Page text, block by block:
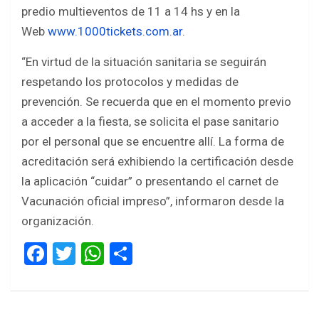
predio multieventos de 11 a 14 hs y en la
Web www.1000tickets.com.ar.
“En virtud de la situación sanitaria se seguirán
respetando los protocolos y medidas de
prevención. Se recuerda que en el momento previo
a acceder a la fiesta, se solicita el pase sanitario
por el personal que se encuentre allí. La forma de
acreditación será exhibiendo la certificación desde
la aplicación “cuidar” o presentando el carnet de
Vacunación oficial impreso”, informaron desde la
organización.
F
ce
T
tt
W
at ar